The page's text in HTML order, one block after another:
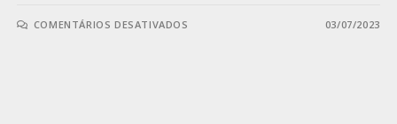
COMENTÁRIOS DESATIVADOS 03/07/2023